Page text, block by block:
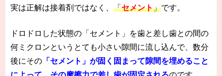
実は正解は接着剤ではなく、 「セメント」です。
ドロドロした状態の「セメント」を歯と差し歯との間の
何ミクロンというとても小さい隙間に流し込んで、数分
後にその 「セメント」が固く固まって隙間を埋めること